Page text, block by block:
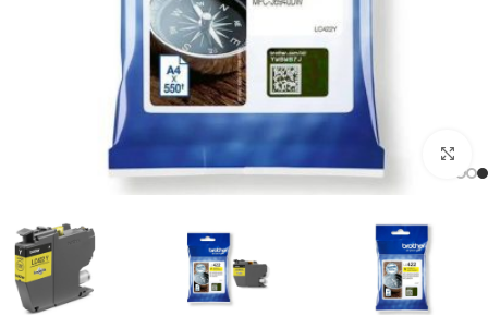
Click to enlarge